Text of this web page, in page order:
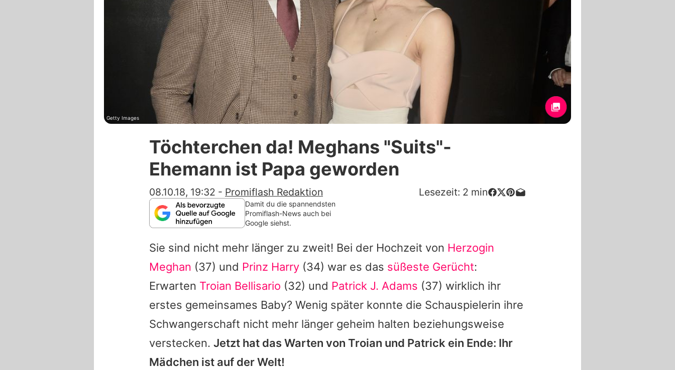
Jobs
App runterladen
Team
Redaktionelle Richtlinien
Impressum
Datenschutzerklärung
Nutzungsbedingungen
Utiq verwalten
Getty Images
Töchterchen da! Meghans "Suits"-
Ehemann ist Papa geworden
08.10.18, 19:32 - Promiflash Redaktion Lesezeit: 2 min
Damit du die spannendsten
Promiflash-News auch bei
Google siehst.
Sie sind nicht mehr länger zu zweit! Bei der Hochzeit von Herzogin
Meghan (37) und Prinz Harry (34) war es das süßeste Gerücht:
Erwarten Troian Bellisario (32) und Patrick J. Adams (37) wirklich ihr
erstes gemeinsames Baby? Wenig später konnte die Schauspielerin ihre
Schwangerschaft nicht mehr länger geheim halten beziehungsweise
verstecken. Jetzt hat das Warten von Troian und Patrick ein Ende: Ihr
Mädchen ist auf der Welt!